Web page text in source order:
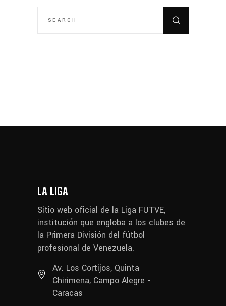
LA LIGA
Sitio web oficial de la Liga FUTVE,
institución que engloba a los clubes de
la Primera División del fútbol
profesional de Venezuela.
Av. Los Cortijos, Quinta
Chirimena, Campo Alegre -
Caracas